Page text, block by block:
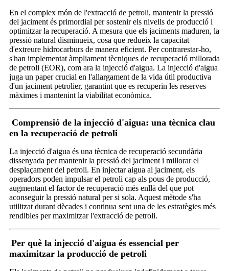
En el complex món de l'extracció de petroli, mantenir la pressió
del jaciment és primordial per sostenir els nivells de producció i
optimitzar la recuperació. A mesura que els jaciments maduren, la
pressió natural disminueix, cosa que redueix la capacitat
d'extreure hidrocarburs de manera eficient. Per contrarestar-ho,
s'han implementat àmpliament tècniques de recuperació millorada
de petroli (EOR), com ara la injecció d'aigua. La injecció d'aigua
juga un paper crucial en l'allargament de la vida útil productiva
d'un jaciment petrolier, garantint que es recuperin les reserves
màximes i mantenint la viabilitat econòmica.
Comprensió de la injecció d'aigua: una tècnica clau
en la recuperació de petroli
La injecció d'aigua és una tècnica de recuperació secundària
dissenyada per mantenir la pressió del jaciment i millorar el
desplaçament del petroli. En injectar aigua al jaciment, els
operadors poden impulsar el petroli cap als pous de producció,
augmentant el factor de recuperació més enllà del que pot
aconseguir la pressió natural per si sola. Aquest mètode s'ha
utilitzat durant dècades i continua sent una de les estratègies més
rendibles per maximitzar l'extracció de petroli.
Per què la injecció d'aigua és essencial per
maximitzar la producció de petroli